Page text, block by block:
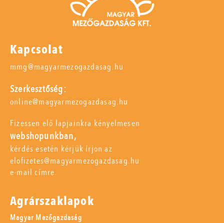
Kapcsolat
mmg@magyarmezogazdasag.hu
Szerkesztőség:
online@magyarmezogazdasag.hu
Fizessen elő lapjainkra kényelmesen
webshopunkban,
kérdés esetén kérjük írjon az
elofizetes@magyarmezogazdasag.hu
e-mail címre.
Agrárszaklapok
Magyar Mezőgazdaság